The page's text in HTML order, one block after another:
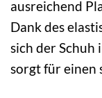
ausreichend
Dank des
sich der Schuh
sorgt für einen